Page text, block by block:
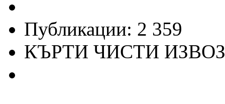
Публикации: 2 359
КЪРТИ ЧИСТИ